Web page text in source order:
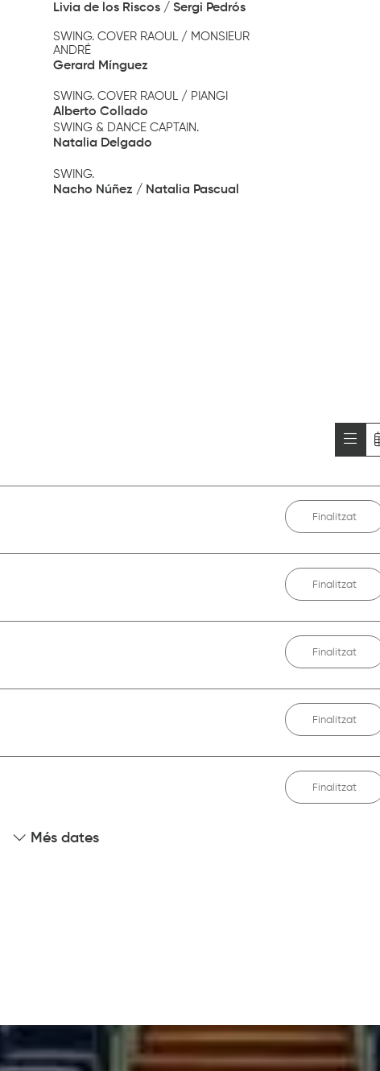
Livia de los Riscos / Sergi Pedrós
SWING. COVER RAOUL / MONSIEUR
ANDRÉ
Gerard Mínguez
SWING. COVER RAOUL / PIANGI
Alberto Collado
SWING & DANCE CAPTAIN.
Natalia Delgado
SWING.
Nacho Núñez / Natalia Pascual
Finalitzat
Finalitzat
Finalitzat
Finalitzat
Finalitzat
Més dates